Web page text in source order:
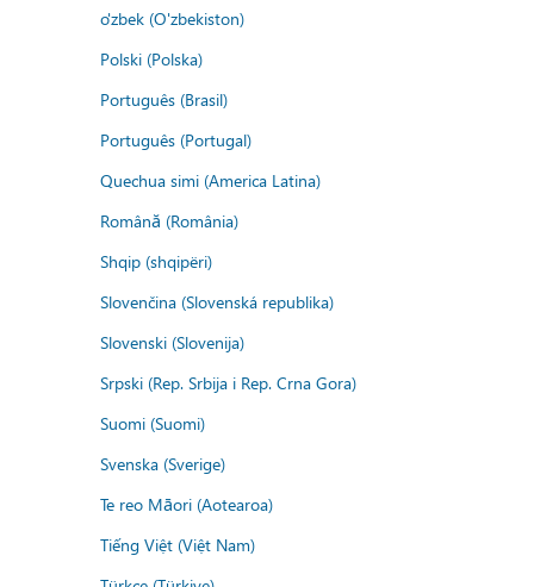
o'zbek (O'zbekiston)
Polski (Polska)
Português (Brasil)
Português (Portugal)
Quechua simi (America Latina)
Română (România)
Shqip (shqipëri)
Slovenčina (Slovenská republika)
Slovenski (Slovenija)
Srpski (Rep. Srbija i Rep. Crna Gora)
Suomi (Suomi)
Svenska (Sverige)
Te reo Māori (Aotearoa)
Tiếng Việt (Việt Nam)